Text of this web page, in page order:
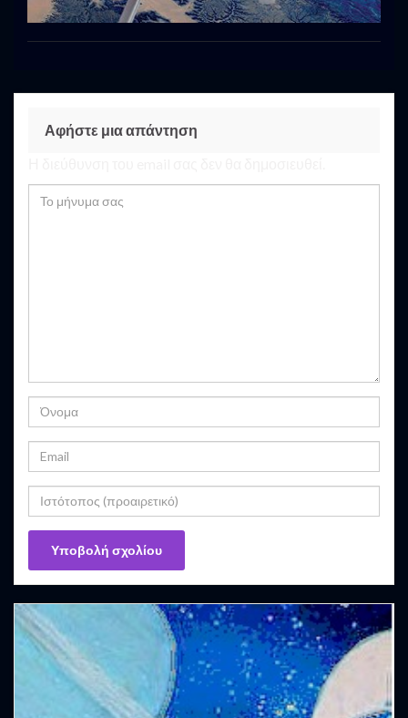
Αφήστε μια απάντηση